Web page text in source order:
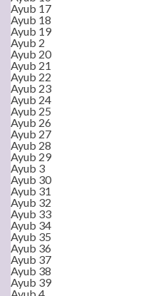
Ayub 17
Ayub 18
Ayub 19
Ayub 2
Ayub 20
Ayub 21
Ayub 22
Ayub 23
Ayub 24
Ayub 25
Ayub 26
Ayub 27
Ayub 28
Ayub 29
Ayub 3
Ayub 30
Ayub 31
Ayub 32
Ayub 33
Ayub 34
Ayub 35
Ayub 36
Ayub 37
Ayub 38
Ayub 39